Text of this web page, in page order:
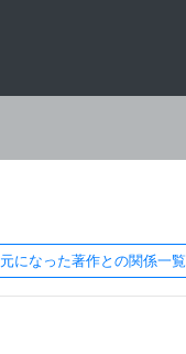
元になった著作との関係一覧